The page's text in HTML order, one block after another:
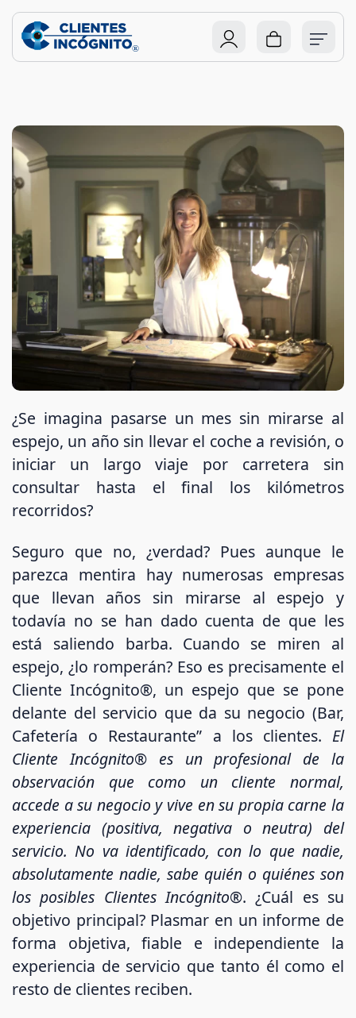
¿Se imagina pasarse un mes sin mirarse al
espejo, un año sin llevar el coche a revisión, o
iniciar un largo viaje por carretera sin
consultar hasta el final los kilómetros
recorridos?
Seguro que no, ¿verdad? Pues aunque le
parezca mentira hay numerosas empresas
que llevan años sin mirarse al espejo y
todavía no se han dado cuenta de que les
está saliendo barba. Cuando se miren al
espejo, ¿lo romperán? Eso es precisamente el
Cliente Incógnito®, un espejo que se pone
delante del servicio que da su negocio (Bar,
Cafetería o Restaurante” a los clientes. El
Cliente Incógnito® es un profesional de la
observación que como un cliente normal,
accede a su negocio y vive en su propia carne la
experiencia (positiva, negativa o neutra) del
servicio. No va identificado, con lo que nadie,
absolutamente nadie, sabe quién o quiénes son
los posibles Clientes Incógnito®. ¿Cuál es su
objetivo principal? Plasmar en un informe de
forma objetiva, fiable e independiente la
experiencia de servicio que tanto él como el
resto de clientes reciben.